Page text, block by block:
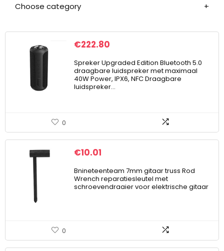
Choose category
€222.80
Spreker Upgraded Edition Bluetooth 5.0
draagbare luidspreker met maximaal
40W Power, IPX6, NFC Draagbare
luidspreker…
0
€10.01
Bnineteenteam 7mm gitaar truss Rod
Wrench reparatiesleutel met
schroevendraaier voor elektrische gitaar
0